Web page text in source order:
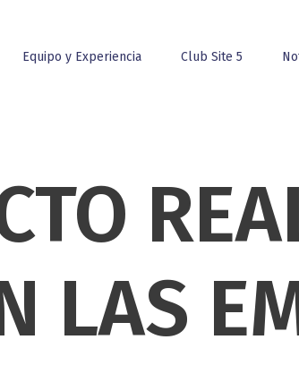
Equipo y Experiencia Club Site 5
LAS